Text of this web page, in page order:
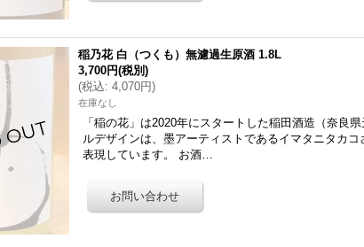
稲乃花 白（つくも）無濾過生原酒 1.8L
3,700円(税別)
(税込: 4,070円)
在庫なし
「稲の花」は2020年にスタートした稲田酒造（奈良
ルデザインは、墨アーティストであるイマタニタカ
表現しています。 お酒…